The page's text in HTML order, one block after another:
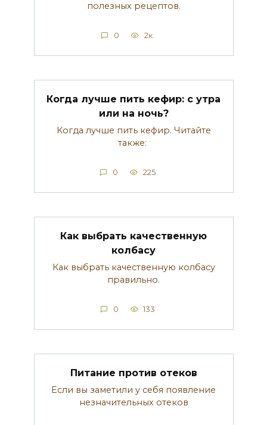
полезных рецептов.
0 2к.
Когда лучше пить кефир: с утра
или на ночь?
Когда лучше пить кефир. Читайте
также:
0 225
Как выбрать качественную
колбасу
Как выбрать качественную колбасу
правильно.
0 133
Питание против отеков
Если вы заметили у себя появление
незначительных отеков